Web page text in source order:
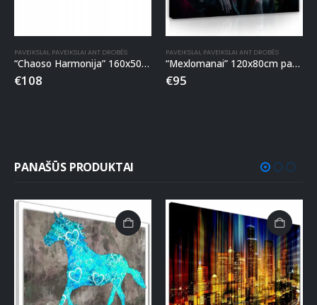
PAVEIKSLAI, PAVEIKSLAI ANT DROBĖS
“Chaoso Harmonija” 160x50cm paveikslas ant drobės
€108
PAVEIKSLAI, PAVEIKSLAI ANT DROBĖS
“Mexlomanai” 120x80cm paveikslas ant drobės
€95
PANAŠŪS PRODUKTAI